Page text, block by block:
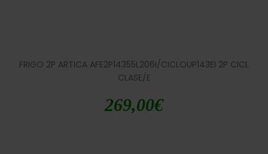
FRIGO 2P ARTICA AFE2P14355L206I/CICLOUP143EI 2P CICL
CLASE/E
269,00€